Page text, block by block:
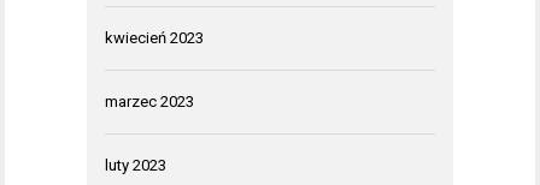
kwiecień 2023
marzec 2023
luty 2023